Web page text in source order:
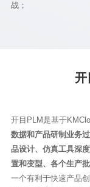
战；
开
开目PLM 是基于
数据和产品研制业务
品设计、仿真工具深
置和变型、各个生产
一个有利于快速产品